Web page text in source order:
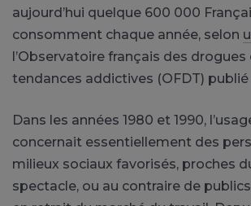
aujourd’hui quelque 600 000
consomment chaque année, selon
l’Observatoire français des drogues
tendances addictives (OFDT)
Dans les années 1980 et 1990,
concernait essentiellement des
milieux sociaux favorisés, proches
spectacle, ou au contraire de